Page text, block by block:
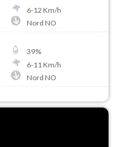
6-12 Km/h
Nord NO
39%
6-11 Km/h
Nord NO